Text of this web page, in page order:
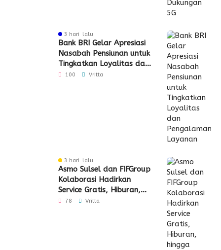
3 hari lalu
Bank BRI Gelar Apresiasi
Nasabah Pensiunan untuk
Tingkatkan Loyalitas dan
Pengalaman Layanan
100 Vritta
3 hari lalu
Asmo Sulsel dan FIFGroup
Kolaborasi Hadirkan
Service Gratis, Hiburan,
hingga Penyaluran CSR
78 Vritta